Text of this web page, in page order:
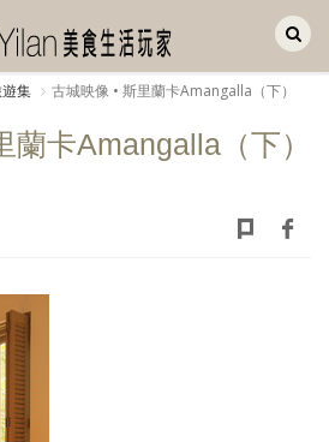
集 古城映像 • 斯里蘭卡Amangalla（下）
蘭卡Amangalla（下）